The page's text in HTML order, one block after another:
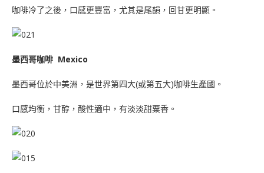
咖啡冷了之後，口感更豐富，尤其是尾韻，回甘更明顯。
墨西哥咖啡 Mexico
墨西哥位於中美洲，是世界第四大(或第五大)咖啡生產國。
口感均衡，甘醇，酸性適中，有淡淡甜粟香。